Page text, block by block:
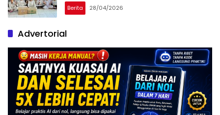
Berita 28/04/2026
Advertorial